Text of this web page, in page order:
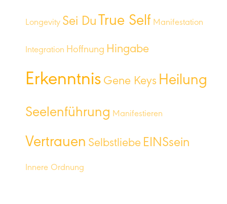
Longevity Sei Du True Self Manifestation
Integration Hoffnung Hingabe
Erkenntnis Gene Keys Heilung
Seelenführung Manifestieren
Vertrauen Selbstliebe EINSsein
Innere Ordnung